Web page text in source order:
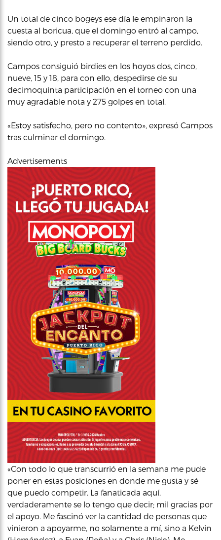
Un total de cinco bogeys ese día le empinaron la
cuesta al boricua, que el domingo entró al campo,
siendo otro, y presto a recuperar el terreno perdido.
Campos consiguió birdies en los hoyos dos, cinco,
nueve, 15 y 18, para con ello, despedirse de su
decimoquinta participación en el torneo con una
muy agradable nota y 275 golpes en total.
«Estoy satisfecho, pero no contento», expresó Campos
tras culminar el domingo.
Advertisements
«Con todo lo que transcurrió en la semana me pude
poner en estas posiciones en donde me gusta y sé
que puedo competir. La fanaticada aquí,
verdaderamente se lo tengo que decir; mil gracias por
el apoyo. Me fascinó ver la cantidad de personas que
vinieron a apoyarme, no solamente a mí, sino a Kelvin